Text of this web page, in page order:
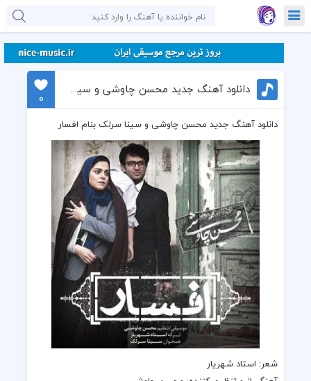
دانلود آهنگ جدید محسن چاوشی و سینا سرلک بنام افسار
0
دانلود آهنگ جدید محسن چاوشی و سینا سرلک بنام افسار
شعر: استاد شهریار